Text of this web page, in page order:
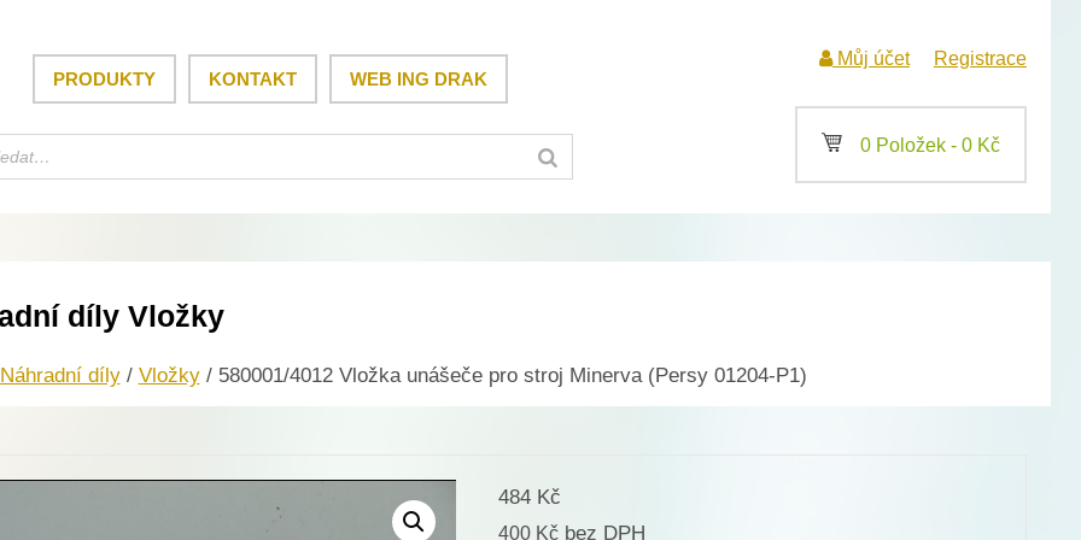
PRODUKTY KONTAKT WEB ING DRAK
Můj účet Registrace
a 0 Položek - 0 Kč
díly Vložky
Náhradní díly/ Vložky/ 580001/4012 Vložka unášeče pro stroj Minerva (Persy 01204-P1)
484 Kč
400 Kč bez DPH